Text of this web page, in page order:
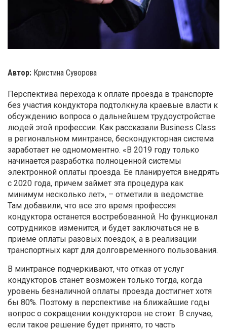
Автор: Кристина Суворова
Перспектива перехода к оплате проезда в транспорте
без участия кондуктора подтолкнула краевые власти к
обсуждению вопроса о дальнейшем трудоустройстве
людей этой профессии. Как рассказали Business Class
в региональном минтрансе, бескондукторная система
заработает не одномоментно. «В 2019 году только
начинается разработка полноценной системы
электронной оплаты проезда. Ее планируется внедрять
с 2020 года, причем займет эта процедура как
минимум несколько лет», – отметили в ведомстве.
Там добавили, что все это время профессия
кондуктора останется востребованной. Но функционал
сотрудников изменится, и будет заключаться не в
приеме оплаты разовых поездок, а в реализации
транспортных карт для долговременного пользования.
В минтрансе подчеркивают, что отказ от услуг
кондукторов станет возможен только тогда, когда
уровень безналичной оплаты проезда достигнет хотя
бы 80%. Поэтому в перспективе на ближайшие годы
вопрос о сокращении кондукторов не стоит. В случае,
если такое решение будет принято, то часть